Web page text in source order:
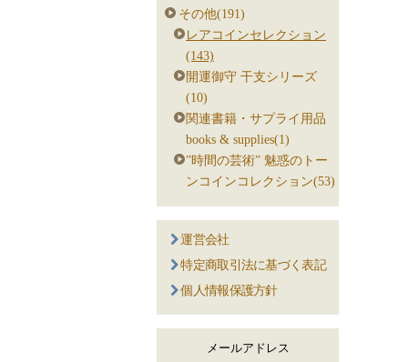
その他(191)
レアコインセレクション
(143)
開運御守 干支シリーズ
(10)
関連書籍・サプライ用品
books & supplies(1)
”時間の芸術” 魅惑のトー
ンコインコレクション(53)
運営会社
特定商取引法に基づく表記
個人情報保護方針
メールアドレス